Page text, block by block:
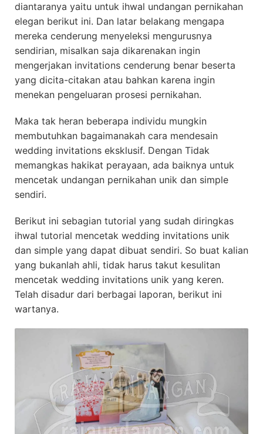
diantaranya yaitu untuk ihwal undangan pernikahan
elegan berikut ini. Dan latar belakang mengapa
mereka cenderung menyeleksi mengurusnya
sendirian, misalkan saja dikarenakan ingin
mengerjakan invitations cenderung benar beserta
yang dicita-citakan atau bahkan karena ingin
menekan pengeluaran prosesi pernikahan.
Maka tak heran beberapa individu mungkin
membutuhkan bagaimanakah cara mendesain
wedding invitations eksklusif. Dengan Tidak
memangkas hakikat perayaan, ada baiknya untuk
mencetak undangan pernikahan unik dan simple
sendiri.
Berikut ini sebagian tutorial yang sudah diringkas
ihwal tutorial mencetak wedding invitations unik
dan simple yang dapat dibuat sendiri. So buat kalian
yang bukanlah ahli, tidak harus takut kesulitan
mencetak wedding invitations unik yang keren.
Telah disadur dari berbagai laporan, berikut ini
wartanya.